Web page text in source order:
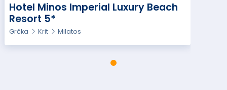
Hotel Minos Imperial Luxury Beach
Resort 5*
Grčka Krit Milatos